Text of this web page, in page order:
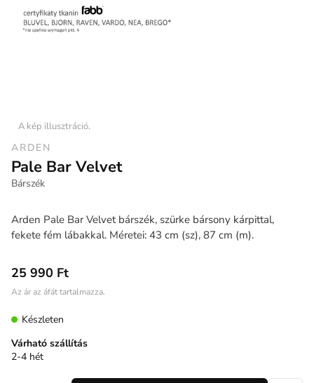
A kép illusztráció.
ARDEN
Pale Bar Velvet
Bárszék
Arden Pale Bar Velvet bárszék, szürke bársony kárpittal,
fekete fém lábakkal. Méretei: 43 cm (sz), 87 cm (m).
25 990 Ft
Az ár az áfát tartalmazza.
Készleten
Várható szállítás
2-4 hét